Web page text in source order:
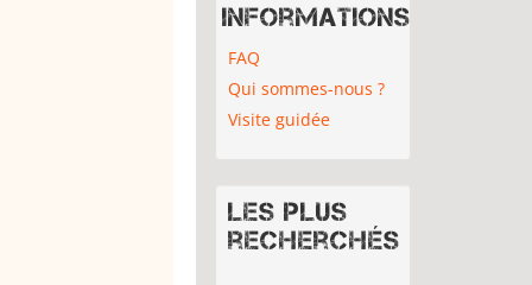
Informations
FAQ
Qui sommes-nous ?
Visite guidée
Les plus
recherchés